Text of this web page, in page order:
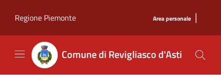
Regione Piemonte
Area personale |
Comune di Revigliasco d'Asti